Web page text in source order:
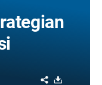
Share